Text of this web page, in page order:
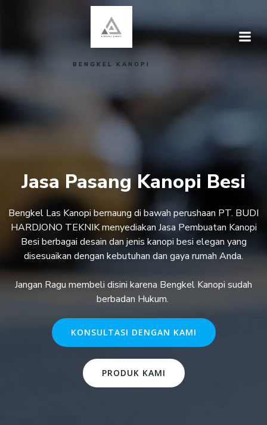
to
BENGKEL KANOPI
Jasa Pasang Kanopi Besi
Bengkel Las Kanopi bernaung di bawah perushaan PT. BUDI
HARDJONO TEKNIK menyediakan Jasa Pembuatan Kanopi
Besi berbagai desain dan jenis kanopi besi elegan yang
disesuaikan dengan kebutuhan dan gaya rumah Anda.
Jangan Ragu membeli disini karena Bengkel Kanopi sudah
berbadan Hukum.
KONSULTASI DENGAN KAMI
PRODUK KAMI